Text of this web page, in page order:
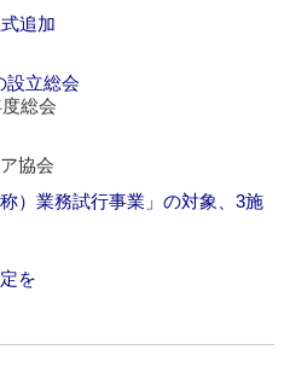
追加
設立総会
総会
協会
）業務試行事業」の対象、3施
を